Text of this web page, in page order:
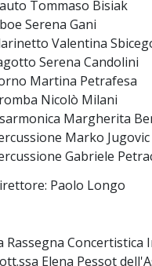
Tommaso Bisiak
Serena Gani
Valentina
Serena Candolini
Martina Petrafesa
Nicolò Milani
Margherita
Marko Jugovic
Gabriele
Paolo Longo
Rassegna
Elena Pessot